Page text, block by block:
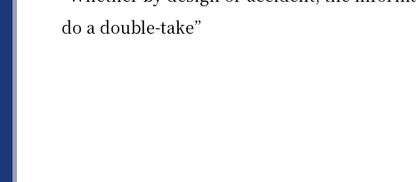
do a double-take”